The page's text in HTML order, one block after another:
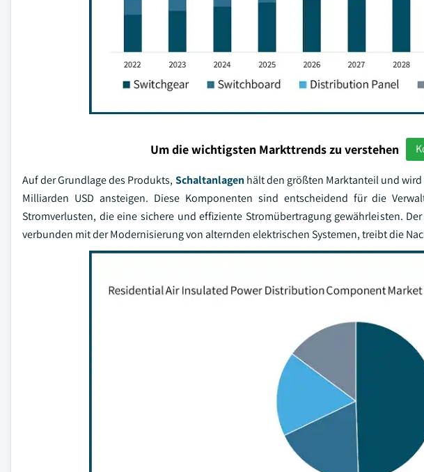
Um die wichtigsten Markttrends zu verstehen
Auf der Grundlage des Produkts, Schaltanlagenhält den größten Marktanteil und wird
Milliarden USD ansteigen. Diese Komponenten sind entscheidend für die
Stromverlusten, die eine sichere und effiziente Stromübertragung gewährleisten.
verbunden mit der Modernisierung von alternden elektrischen Systemen, treibt die